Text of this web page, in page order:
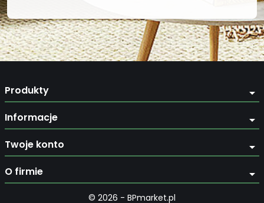
Produkty arrow_drop_down
Informacje arrow_drop_down
Twoje konto arrow_drop_down
O firmie arrow_drop_down
© 2026 - BPmarket.pl